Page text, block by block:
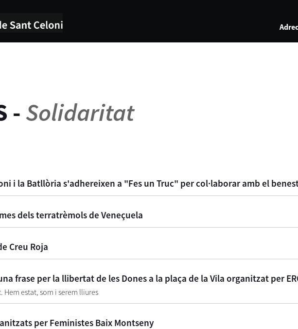
-Solidaritat
i la Batllòria s'adhereixen a "Fes un Truc" per col·laborar amb el
dels terratrèmols de Veneçuela
Creu Roja
frase per la llibertat de les Dones a la plaça de la Vila organitzat per
Hem estat, som i serem lliures
per Feministes Baix Montseny